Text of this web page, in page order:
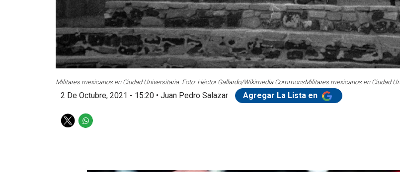
Militares mexicanos en Ciudad Universitaria. Foto: Héctor Gallardo/Wikimedia CommonsMilitares mexicanos en Ciudad
2 De Octubre, 2021 - 15:20 • Juan Pedro Salazar Agregar La Lista en
T
W